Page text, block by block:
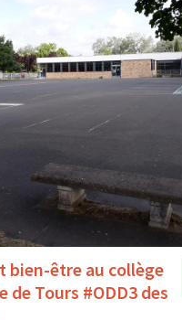
bien-être au collège
de Tours #ODD3 des